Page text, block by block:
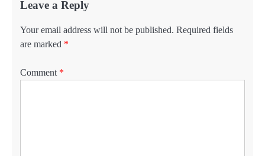
Leave a Reply
Your email address will not be published. Required fields
are marked *
Comment *